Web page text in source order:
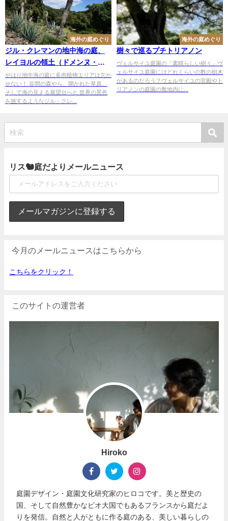
海外の庭めぐり
ジル・クレマンの地中海の庭、
レイヨルの領土（ドメンヌ・デ
ュ・レイヨル）その５
やはり地中海の庭に多肉植物エリアは欠か
せない！ 谷間の森やら、開かれた草原、
そして海の見える展望台へと 世界の景色
を旅するようなジル・クレ...
海外の庭めぐり
樹々で巡るプチトリアノン
ヴェルサイユ庭園の「素晴らしい樹々」ヴ
ェルサイユ庭園にはどれくらいの数の樹木
があるのだろう？ヴェルサイユの宮殿やト
リアノンの庭園の敷地内に...
リス🐿庭だよりメールニュース
今月のメールニュースはこちらから
こちらをクリック！
このサイトの運営者
Hiroko
庭園デザイン・庭園文化研究家のヒロコです。美と歴史の
国、そして自然豊かなビオ大国でもあるフランスから庭だよ
りを発信。自然と人がともに作る庭のある、美しい暮らしの